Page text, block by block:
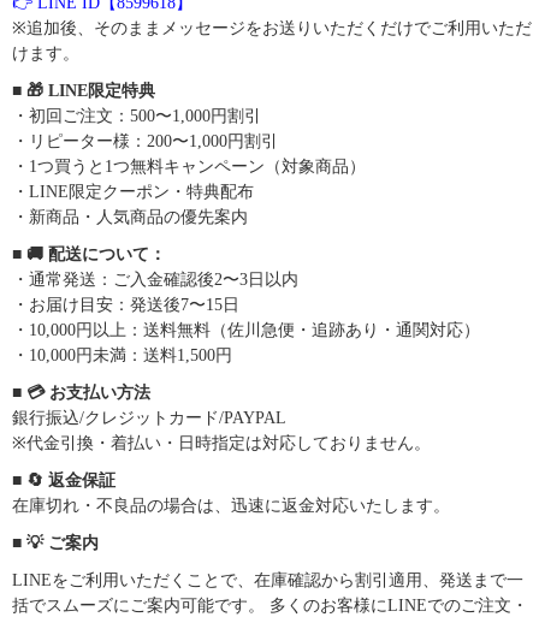
※追加後、そのままメッセージをお送りいただくだけでご利用いただ
けます。
■ 🎁 LINE限定特典
・初回ご注文：500〜1,000円割引
・リピーター様：200〜1,000円割引
・1つ買うと1つ無料キャンペーン（対象商品）
・LINE限定クーポン・特典配布
・新商品・人気商品の優先案内
■ 🚚 配送について：
・通常発送：ご入金確認後2〜3日以内
・お届け目安：発送後7〜15日
・10,000円以上：送料無料（佐川急便・追跡あり・通関対応）
・10,000円未満：送料1,500円
■ 💳 お支払い方法
銀行振込/クレジットカード/PAYPAL
※代金引換・着払い・日時指定は対応しておりません。
■ 🔄 返金保証
在庫切れ・不良品の場合は、迅速に返金対応いたします。
■ 💡 ご案内
LINEをご利用いただくことで、在庫確認から割引適用、発送まで一
括でスムーズにご案内可能です。 多くのお客様にLINEでのご注文・